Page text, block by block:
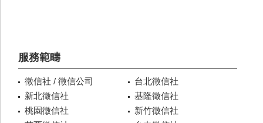
服務範疇
徵信社 / 徵信公司
台北徵信社
新北徵信社
基隆徵信社
桃園徵信社
新竹徵信社